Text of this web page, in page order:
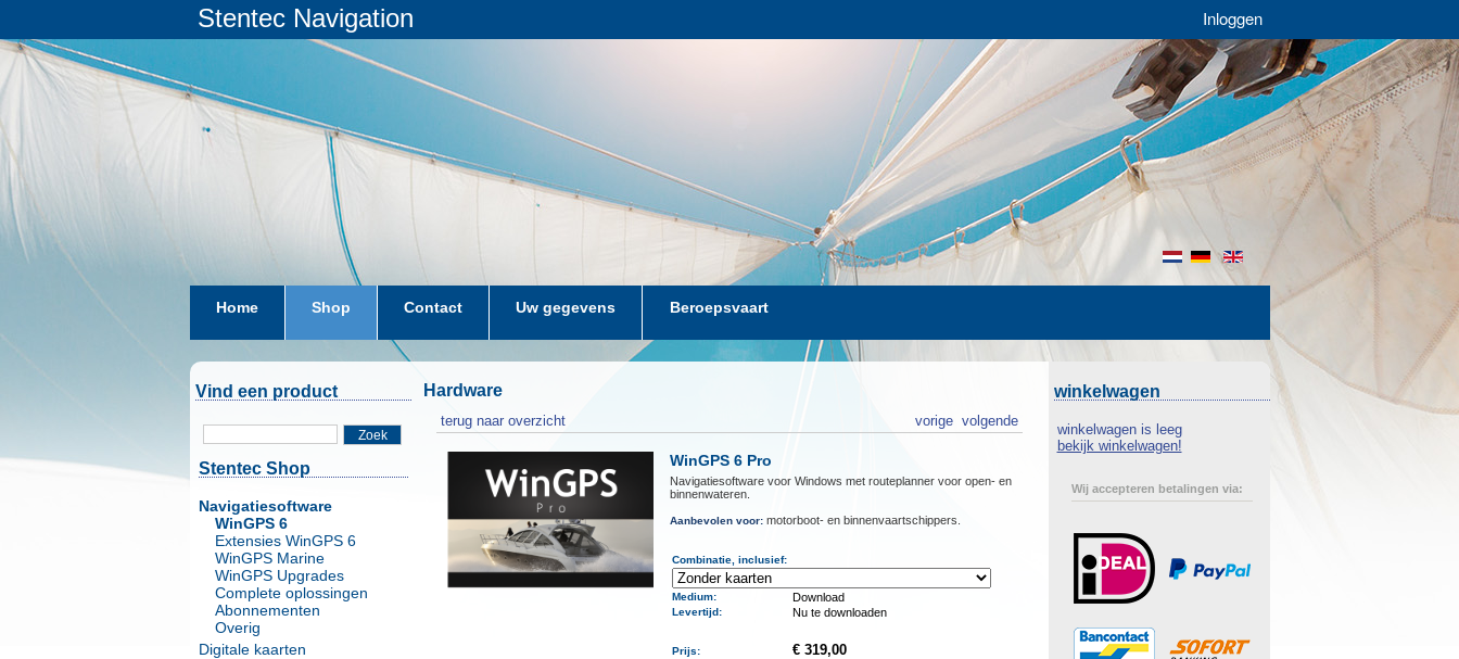
Stentec Navigation Inloggen
en
de
nl
Home Shop Contact Uw gegevens Beroepsvaart
Vind een product
Zoek
Stentec Shop
Navigatiesoftware
WinGPS 6
Extensies WinGPS 6
WinGPS Marine
WinGPS Upgrades
Complete oplossingen
Abonnementen
Overig
Digitale kaarten
Hardware
terug naar overzicht volgende
vorige
WinGPS 6 Pro
Navigatiesoftware voor Windows met routeplanner voor open- en
binnenwateren.
Aanbevolen voor: motorboot- en binnenvaartschippers.
Combinatie, inclusief:
Medium: Download
Levertijd: Nu te downloaden
Prijs:
€ 319,00
winkelwagen
winkelwagen is leeg
bekijk winkelwagen!
Wij accepteren betalingen via: